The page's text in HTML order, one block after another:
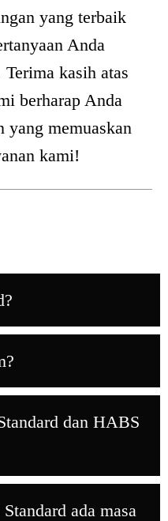
yang terbaik
Anda
kasih atas
berharap Anda
yang memuaskan
kami!
dan HABS
ada masa